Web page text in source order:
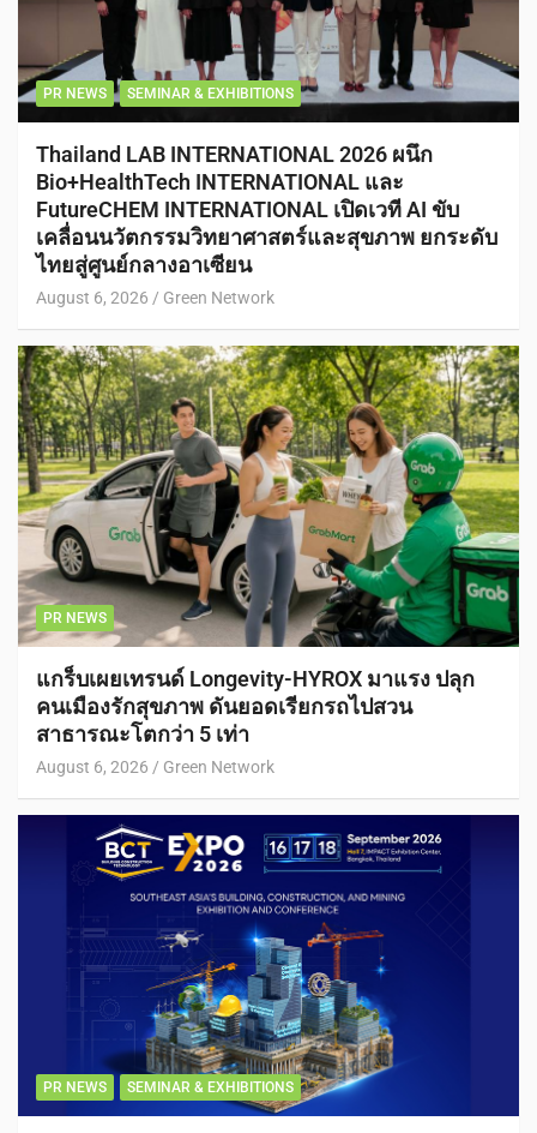
PR NEWS SEMINAR & EXHIBITIONS
Thailand LAB INTERNATIONAL 2026 ผนึก
Bio+HealthTech INTERNATIONAL และ
FutureCHEM INTERNATIONAL เปิดเวที AI ขับ
เคลื่อนนวัตกรรมวิทยาศาสตร์และสุขภาพ ยกระดับ
ไทยสู่ศูนย์กลางอาเซียน
August 6, 2026 Green Network
PR NEWS
แกร็บเผยเทรนด์ Longevity-HYROX มาแรง ปลุก
คนเมืองรักสุขภาพ ดันยอดเรียกรถไปสวน
สาธารณะโตกว่า 5 เท่า
August 6, 2026 Green Network
PR NEWS SEMINAR & EXHIBITIONS